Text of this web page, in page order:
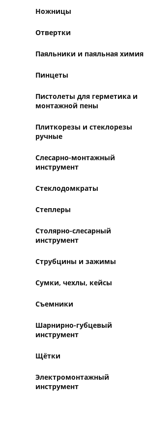
Ножницы
Отвертки
Паяльники и паяльная химия
Пинцеты
Пистолеты для герметика и
монтажной пены
Плиткорезы и стеклорезы
ручные
Слесарно-монтажный
инструмент
Стеклодомкраты
Степлеры
Столярно-слесарный
инструмент
Струбцины и зажимы
Сумки, чехлы, кейсы
Съемники
Шарнирно-губцевый
инструмент
Щётки
Электромонтажный
инструмент